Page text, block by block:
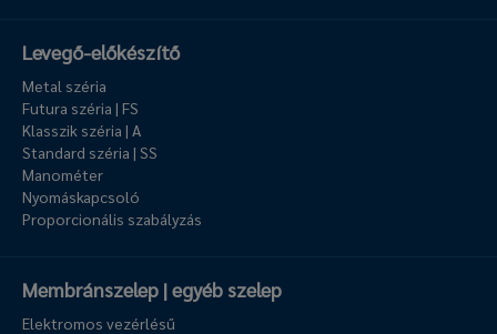
Levegő-előkészítő
Metal széria
Futura széria | FS
Klasszik széria | A
Standard széria | SS
Manométer
Nyomáskapcsoló
Proporcionális szabályzás
Membránszelep | egyéb szelep
Elektromos vezérlésű